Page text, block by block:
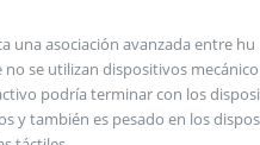
una asociación avanzada entre hu
se utilizan dispositivos mecánico
podría terminar con los disposi
y también es pesado en los dispos